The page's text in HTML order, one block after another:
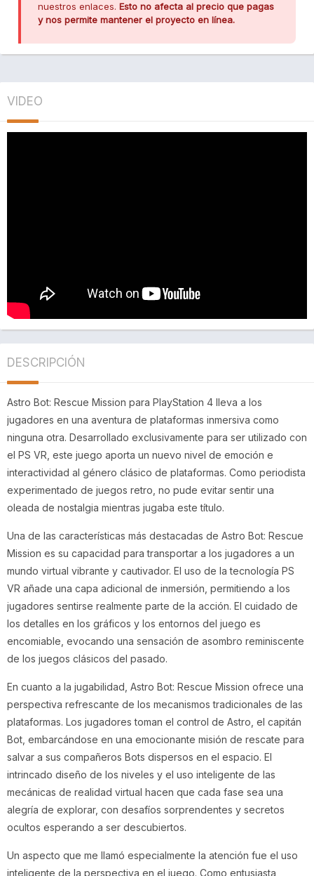
nuestros enlaces. Esto no afecta al precio que pagas
y nos permite mantener el proyecto en línea.
VIDEO
DESCRIPCIÓN
Astro Bot: Rescue Mission para PlayStation 4 lleva a los
jugadores en una aventura de plataformas inmersiva como
ninguna otra. Desarrollado exclusivamente para ser utilizado con
el PS VR, este juego aporta un nuevo nivel de emoción e
interactividad al género clásico de plataformas. Como periodista
experimentado de juegos retro, no pude evitar sentir una
oleada de nostalgia mientras jugaba este título.
Una de las características más destacadas de Astro Bot: Rescue
Mission es su capacidad para transportar a los jugadores a un
mundo virtual vibrante y cautivador. El uso de la tecnología PS
VR añade una capa adicional de inmersión, permitiendo a los
jugadores sentirse realmente parte de la acción. El cuidado de
los detalles en los gráficos y los entornos del juego es
encomiable, evocando una sensación de asombro reminiscente
de los juegos clásicos del pasado.
En cuanto a la jugabilidad, Astro Bot: Rescue Mission ofrece una
perspectiva refrescante de los mecanismos tradicionales de las
plataformas. Los jugadores toman el control de Astro, el capitán
Bot, embarcándose en una emocionante misión de rescate para
salvar a sus compañeros Bots dispersos en el espacio. El
intrincado diseño de los niveles y el uso inteligente de las
mecánicas de realidad virtual hacen que cada fase sea una
alegría de explorar, con desafíos sorprendentes y secretos
ocultos esperando a ser descubiertos.
Un aspecto que me llamó especialmente la atención fue el uso
inteligente de la perspectiva en el juego. Como entusiasta